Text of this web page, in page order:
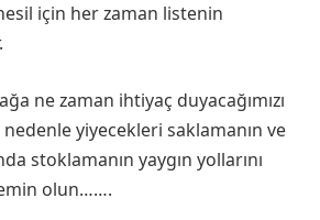
için her zaman listenin
ne zaman ihtiyaç duyacağımızı
yiyecekleri saklamanın ve
stoklamanın yaygın yollarını
olun…….